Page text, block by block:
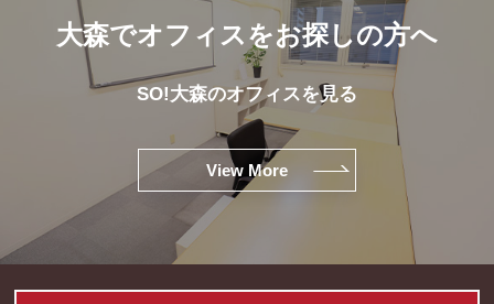
大森でオフィスをお探しの方へ
SO!大森のオフィスを見る
View More